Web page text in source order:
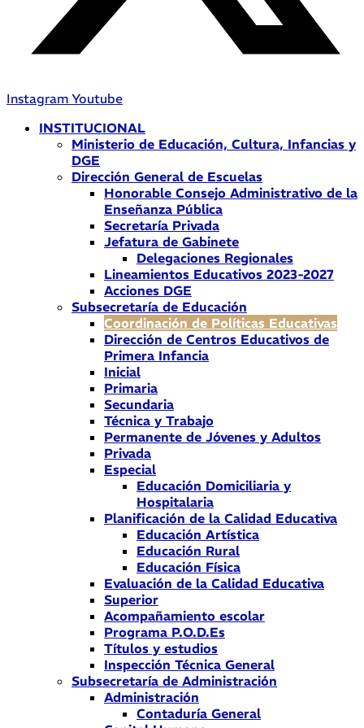
Instagram Youtube
INSTITUCIONAL
Ministerio de Educación, Cultura, Infancias y
DGE
Dirección General de Escuelas
Honorable Consejo Administrativo de la
Enseñanza Pública
Secretaría Privada
Jefatura de Gabinete
Delegaciones Regionales
Lineamientos Educativos 2023-2027
Acciones DGE
Subsecretaría de Educación
Coordinación de Políticas Educativas
Dirección de Centros Educativos de
Primera Infancia
Inicial
Primaria
Secundaria
Técnica y Trabajo
Permanente de Jóvenes y Adultos
Privada
Especial
Educación Domiciliaria y
Hospitalaria
Planificación de la Calidad Educativa
Educación Artística
Educación Rural
Educación Física
Evaluación de la Calidad Educativa
Superior
Acompañamiento escolar
Programa P.O.D.Es
Títulos y estudios
Inspección Técnica General
Subsecretaría de Administración
Administración
Contaduría General